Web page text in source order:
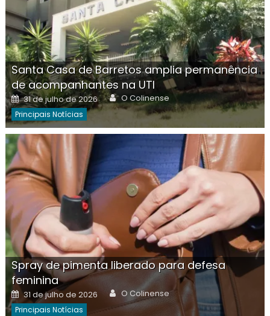
Santa Casa de Barretos amplia permanência
de acompanhantes na UTI
Posted
on
31 de julho de 2026 Author
O Colinense
Principais Notícias
Spray de pimenta liberado para defesa
feminina
Posted
on
31 de julho de 2026 Author
O Colinense
Principais Notícias